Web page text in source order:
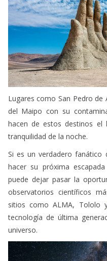
del Maipo con su
hacen de estos destinos
hacer su próxima
puede dejar pasar la
observatorios científicos
tecnología de última
universo.